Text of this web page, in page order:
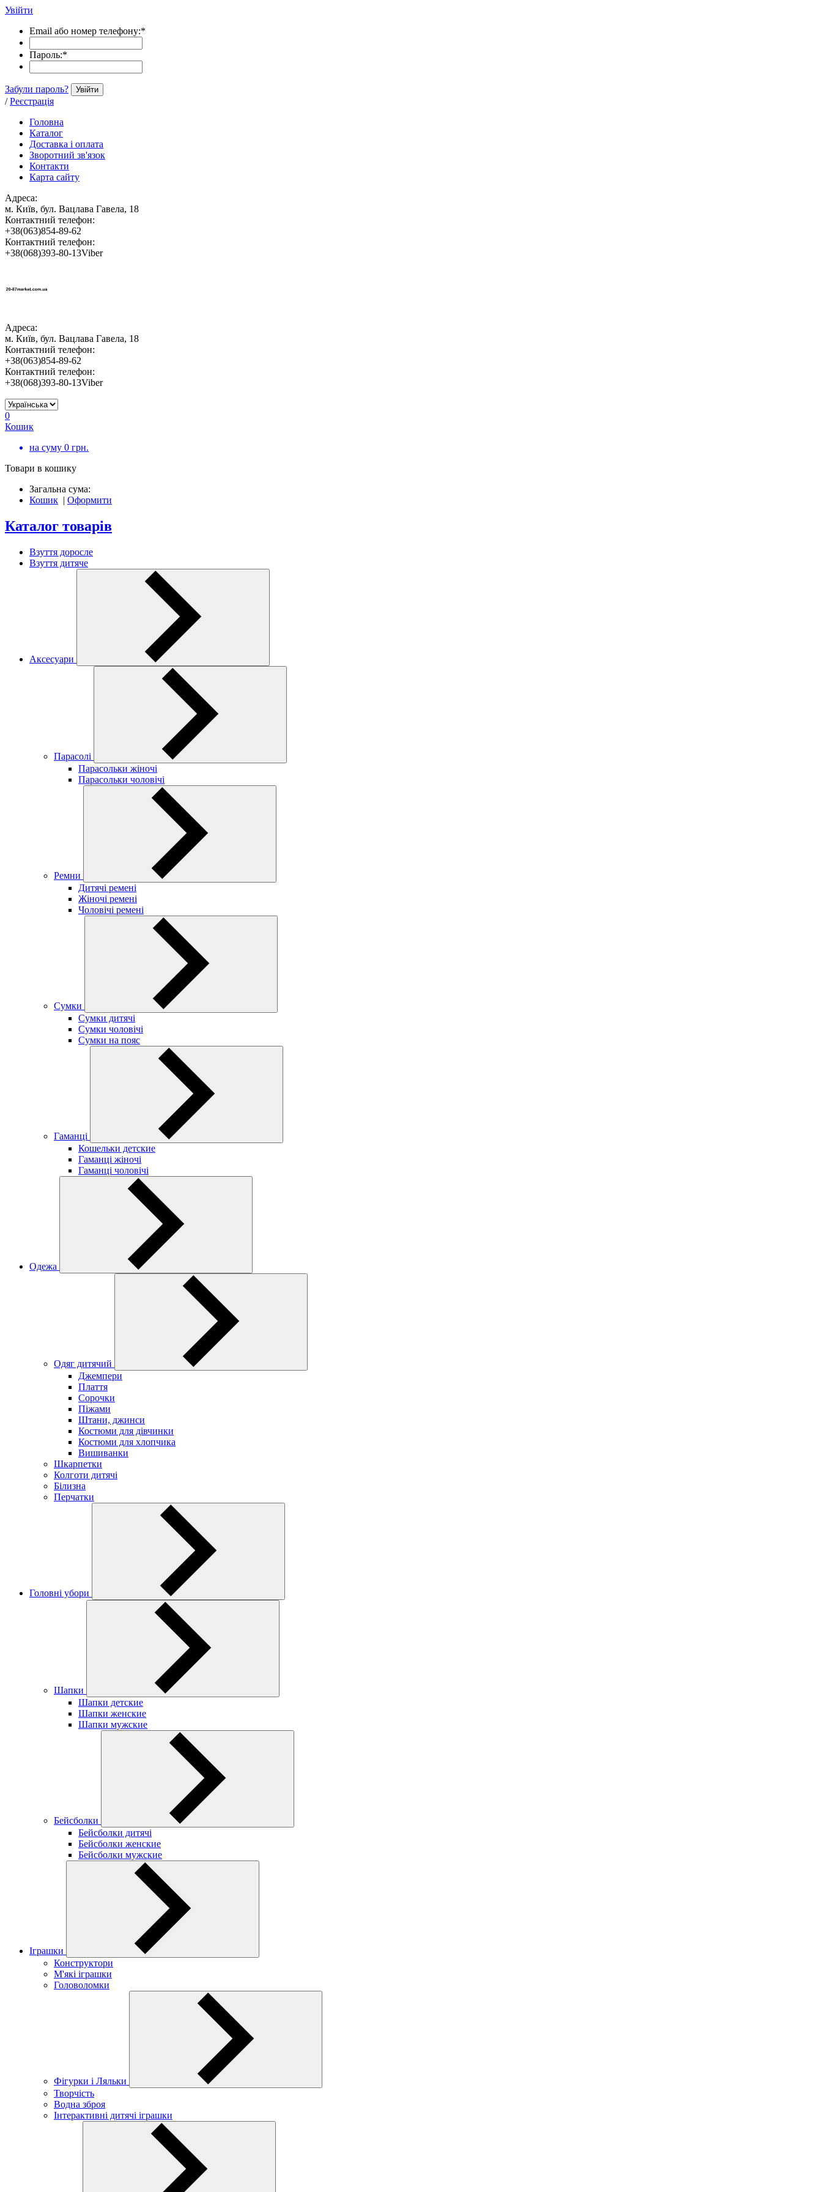
Увійти
Email або номер телефону:*
Пароль:*
Забули пароль? Увійти
/ Реєстрація
Головна
Каталог
Доставка і оплата
Зворотний зв'язок
Контакти
Карта сайту
Адреса:
м. Київ, бул. Вацлава Гавела, 18
Контактний телефон:
+38(063)854-89-62
Контактний телефон:
+38(068)393-80-13Viber
Адреса:
м. Київ, бул. Вацлава Гавела, 18
Контактний телефон:
+38(063)854-89-62
Контактний телефон:
+38(068)393-80-13Viber
0
Кошик
на суму 0 грн.
Товари в кошику
Загальна сума:
Кошик | Оформити
Каталог товарів
Взуття доросле
Взуття дитяче
Аксесуари
Парасолі
Парасольки жіночі
Парасольки чоловічі
Ремни
Дитячі ремені
Жіночі ремені
Чоловічі ремені
Сумки
Сумки дитячі
Сумки чоловічі
Сумки на пояс
Гаманці
Кошельки детские
Гаманці жіночі
Гаманці чоловічі
Одежа
Одяг дитячий
Джемпери
Плаття
Сорочки
Піжами
Штани, джинси
Костюми для дівчинки
Костюми для хлопчика
Вишиванки
Шкарпетки
Колготи дитячі
Білизна
Перчатки
Головні убори
Шапки
Шапки детские
Шапки женские
Шапки мужские
Бейсболки
Бейсболки дитячі
Бейсболки женские
Бейсболки мужские
Іграшки
Конструктори
М'які іграшки
Головоломки
Фігурки і Ляльки
Творчість
Водна зброя
Інтерактивні дитячі іграшки